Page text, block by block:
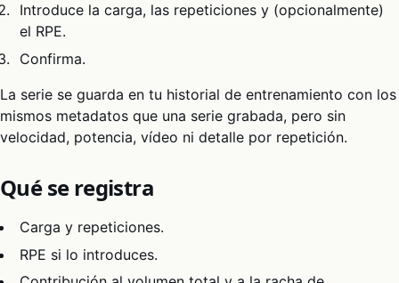
Introduce la carga, las repeticiones y (opcionalmente)
el RPE.
Confirma.
La serie se guarda en tu historial de entrenamiento con los
mismos metadatos que una serie grabada, pero sin
velocidad, potencia, vídeo ni detalle por repetición.
Qué se registra
Carga y repeticiones.
RPE si lo introduces.